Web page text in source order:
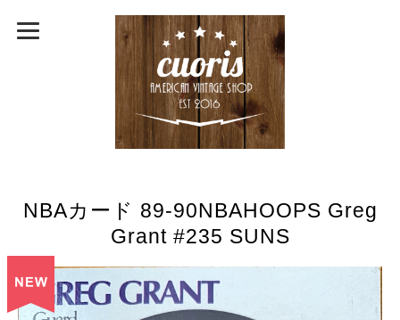
NBAカード 89-90NBAHOOPS Greg
Grant #235 SUNS